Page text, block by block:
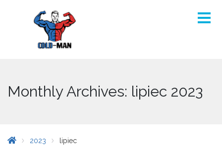
Monthly Archives: lipiec 2023
2023 lipiec